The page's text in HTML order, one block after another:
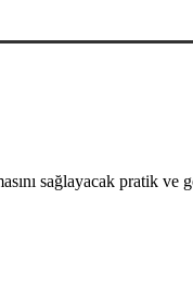
sağlayacak pratik ve